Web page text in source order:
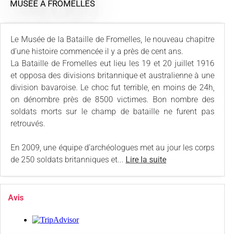
MUSÉE À FROMELLES
Le Musée de la Bataille de Fromelles, le nouveau chapitre
d’une histoire commencée il y a près de cent ans.
La Bataille de Fromelles eut lieu les 19 et 20 juillet 1916
et opposa des divisions britannique et australienne à une
division bavaroise. Le choc fut terrible, en moins de 24h,
on dénombre près de 8500 victimes. Bon nombre des
soldats morts sur le champ de bataille ne furent pas
retrouvés.
En 2009, une équipe d’archéologues met au jour les corps
de 250 soldats britanniques et... Lire la suite
Avis